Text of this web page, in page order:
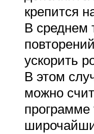
крепится
В среднем
ускорить
В этом
можно
программе